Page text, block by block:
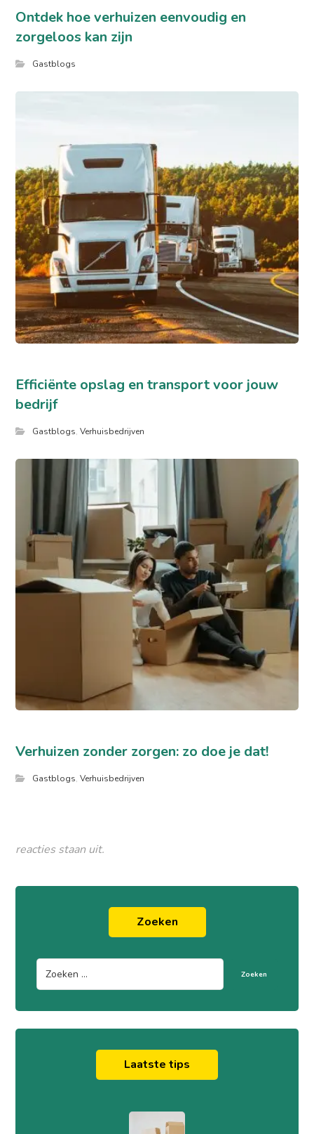
Ontdek hoe verhuizen eenvoudig en
zorgeloos kan zijn
Gastblogs
Efficiënte opslag en transport voor jouw
bedrijf
Gastblogs,Verhuisbedrijven
Verhuizen zonder zorgen: zo doe je dat!
Gastblogs,Verhuisbedrijven
reacties staan uit.
Zoeken
Zoeken
Laatste tips